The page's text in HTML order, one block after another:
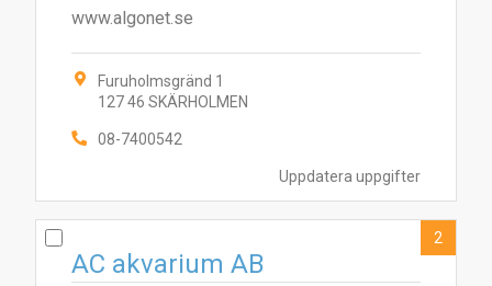
Uppdatera uppgifter
www.algonet.se
Furuholmsgränd 1
127 46 SKÄRHOLMEN
08-7400542
AC akvarium AB
2